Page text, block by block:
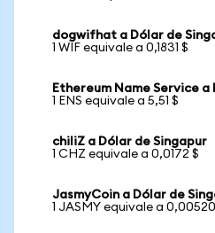
dogwifhat a Dólar de
1 WIF equivale a 0,1831 $
Ethereum Name Service a
1 ENS equivale a 5,51 $
chiliZ a Dólar de Singapur
1 CHZ equivale a 0,0172 $
JasmyCoin a Dólar de
1 JASMY equivale a